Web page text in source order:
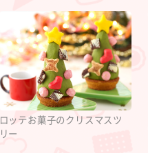
ロッテお菓子のクリスマスツ
リー